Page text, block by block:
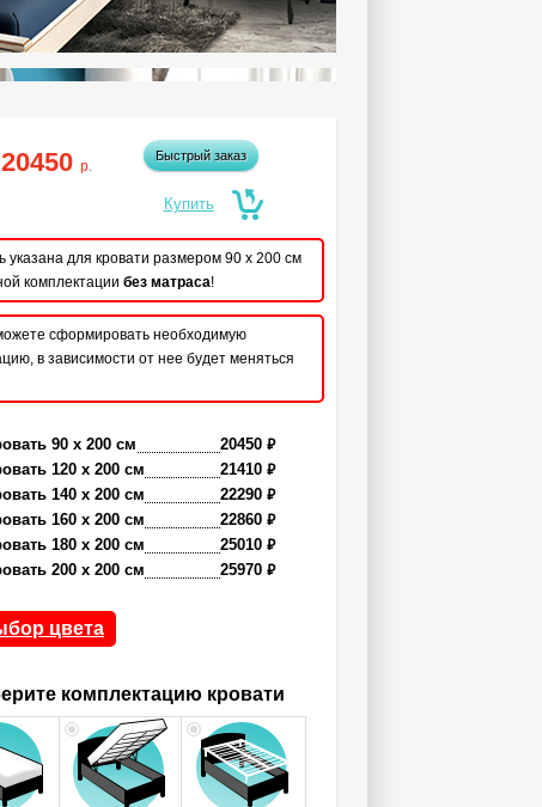
20450 р.
Быстрый заказ
указана для кровати размером 90 x 200 см
комплектации без матраса!
сформировать необходимую
в зависимости от нее будет меняться
90 x 200 см 20450 ₽
120 x 200 см 21410 ₽
140 x 200 см 22290 ₽
160 x 200 см 22860 ₽
180 x 200 см 25010 ₽
200 x 200 см 25970 ₽
цвета
комплектацию кровати